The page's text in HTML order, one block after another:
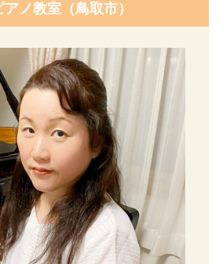
ノ教室（鳥取市）